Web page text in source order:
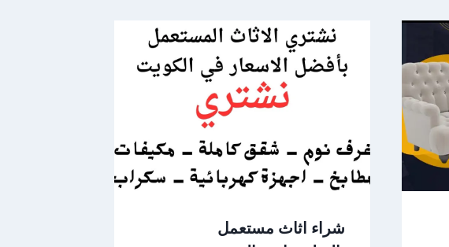
شراء اثاث مستعمل